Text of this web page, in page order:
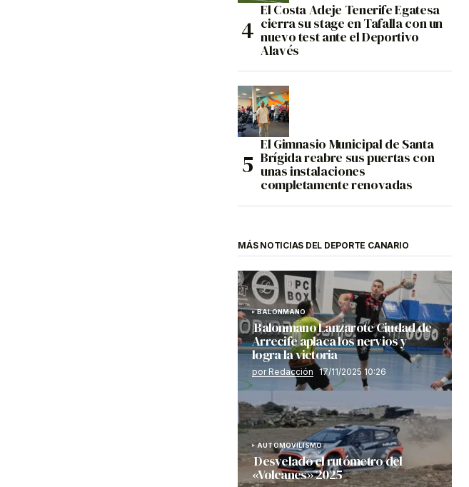
El Costa Adeje Tenerife Egatesa
cierra su stage en Tafalla con un
nuevo test ante el Deportivo
Alavés
El Gimnasio Municipal de Santa
Brígida reabre sus puertas con
unas instalaciones
completamente renovadas
MÁS NOTICIAS DEL DEPORTE CANARIO
BALONMANO
Balonmano Lanzarote Ciudad de
Arrecife aplaca los nervios y
logra la victoria
por Redacción 17/11/2025 10:26
AUTOMOVILISMO
Desvelado el rutómetro del
«Volcanes» 2025